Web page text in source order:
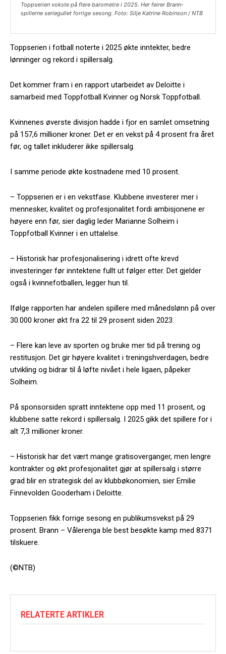
Toppserien vokste på flere barometre i 2025. Her feirer Brann-
spillerne seriegullet forrige sesong. Foto: Silje Katrine Robinson / NTB
Toppserien i fotball noterte i 2025 økte inntekter, bedre
lønninger og rekord i spillersalg.
Det kommer fram i en rapport utarbeidet av Deloitte i
samarbeid med Toppfotball Kvinner og Norsk Toppfotball.
Kvinnenes øverste divisjon hadde i fjor en samlet omsetning
på 157,6 millioner kroner. Det er en vekst på 4 prosent fra året
før, og tallet inkluderer ikke spillersalg.
I samme periode økte kostnadene med 10 prosent.
– Toppserien er i en vekstfase. Klubbene investerer mer i
mennesker, kvalitet og profesjonalitet fordi ambisjonene er
høyere enn før, sier daglig leder Marianne Solheim i
Toppfotball Kvinner i en uttalelse.
– Historisk har profesjonalisering i idrett ofte krevd
investeringer før inntektene fullt ut følger etter. Det gjelder
også i kvinnefotballen, legger hun til.
Ifølge rapporten har andelen spillere med månedslønn på over
30.000 kroner økt fra 22 til 29 prosent siden 2023.
– Flere kan leve av sporten og bruke mer tid på trening og
restitusjon. Det gir høyere kvalitet i treningshverdagen, bedre
utvikling og bidrar til å løfte nivået i hele ligaen, påpeker
Solheim.
På sponsorsiden spratt inntektene opp med 11 prosent, og
klubbene satte rekord i spillersalg. I 2025 gikk det spillere for i
alt 7,3 millioner kroner.
– Historisk har det vært mange gratisoverganger, men lengre
kontrakter og økt profesjonalitet gjør at spillersalg i større
grad blir en strategisk del av klubbøkonomien, sier Emilie
Finnevolden Gooderham i Deloitte.
Toppserien fikk forrige sesong en publikumsvekst på 29
prosent. Brann – Vålerenga ble best besøkte kamp med 8371
tilskuere.
(©NTB)
RELATERTE ARTIKLER